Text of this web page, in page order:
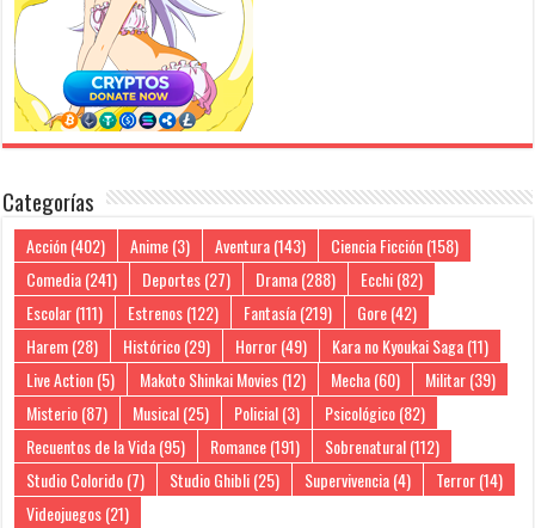
Categorías
Acción(402) Anime(3) Aventura(143) Ciencia Ficción(158)
Comedia(241) Deportes(27) Drama(288) Ecchi(82)
Escolar(111) Estrenos(122) Fantasía(219) Gore(42)
Harem(28) Histórico(29) Horror(49) Kara no Kyoukai Saga(11)
Live Action(5) Makoto Shinkai Movies(12) Mecha(60) Militar(39)
Misterio(87) Musical(25) Policial(3) Psicológico(82)
Recuentos de la Vida(95) Romance(191) Sobrenatural(112)
Studio Colorido(7) Studio Ghibli(25) Supervivencia(4) Terror(14)
Videojuegos(21)